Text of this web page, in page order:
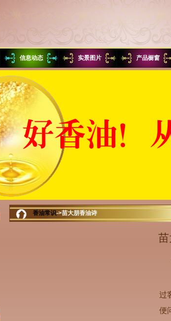
信息动态 实景图片 产品橱窗
香油常识->苗大朋香油诗
过
便